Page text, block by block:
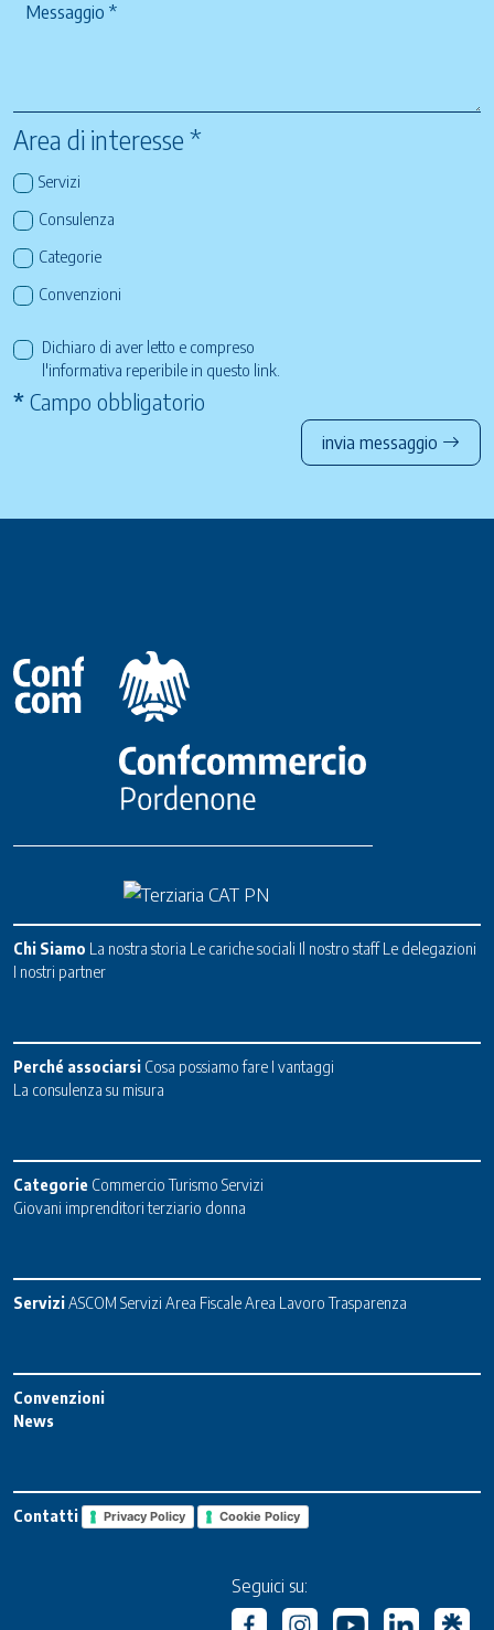
Area di interesse *
Servizi
Consulenza
Categorie
Convenzioni
Dichiaro di aver letto e compreso
l'informativa reperibile in questo link
* Campo obbligatorio
invia messaggio
Chi Siamo La nostra storia Le cariche sociali Il nostro staff Le delegazioni
I nostri partner
Perché associarsi Cosa possiamo fare I vantaggi
La consulenza su misura
Categorie Commercio Turismo Servizi
Giovani imprenditori terziario donna
ServiziASCOM Servizi Area FiscaleArea Lavoro Trasparenza
Convenzioni
News
Contatti Privacy Policy Cookie Policy
Seguici su: